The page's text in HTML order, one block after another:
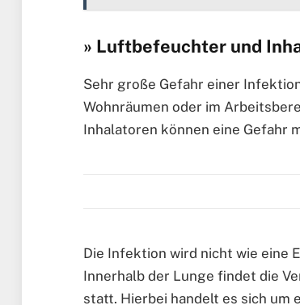
» Luftbefeuchter und
Sehr große Gefahr einer
Wohnräumen oder im
Inhalatoren können eine Gefahr
Die Infektion wird nicht wie eine
Innerhalb der Lunge findet die
statt. Hierbei handelt es sich um